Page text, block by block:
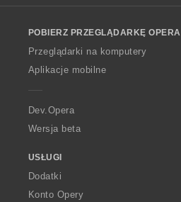
w
O
p
a
POBIERZ PRZEGLĄDARKĘ OPERA
Przeglądarki na komputery
Aplikacje mobilne
Dev.Opera
Wersja beta
USŁUGI
Dodatki
Konto Opery